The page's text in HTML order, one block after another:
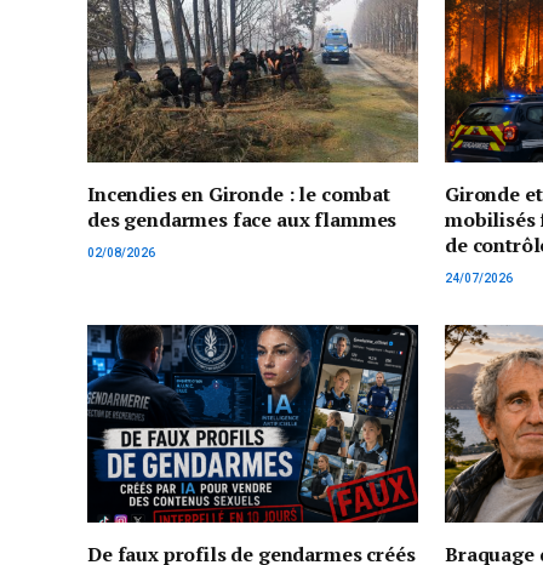
Incendies en Gironde : le combat
des gendarmes face aux flammes
02/08/2026
Gironde
mobilisés
de
24/07/2026
De faux profils de gendarmes créés Braquage